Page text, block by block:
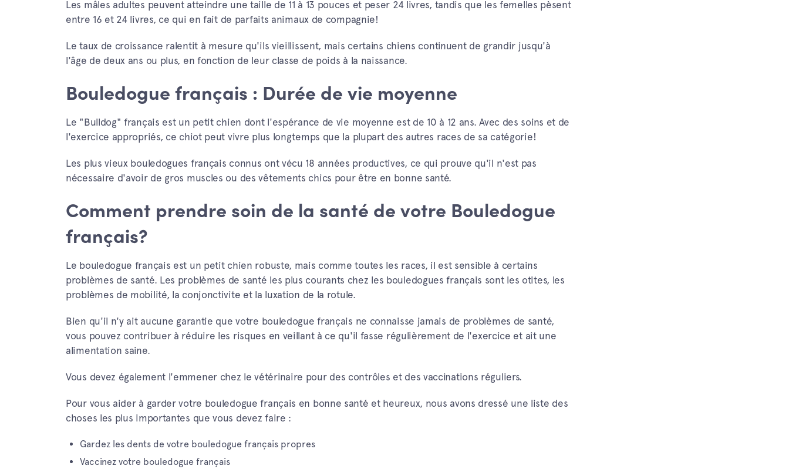
Les mâles adultes peuvent atteindre une taille de 11 à 13 pouces et peser 24 livres, tandis que les femelles pèsent
entre 16 et 24 livres, ce qui en fait de parfaits animaux de compagnie!
Le taux de croissance ralentit à mesure qu'ils vieillissent, mais certains chiens continuent de grandir jusqu'à
l'âge de deux ans ou plus, en fonction de leur classe de poids à la naissance.
Bouledogue français : Durée de vie moyenne
Le "Bulldog" français est un petit chien dont l'espérance de vie moyenne est de 10 à 12 ans. Avec des soins et de
l'exercice appropriés, ce chiot peut vivre plus longtemps que la plupart des autres races de sa catégorie!
Les plus vieux bouledogues français connus ont vécu 18 années productives, ce qui prouve qu'il n'est pas
nécessaire d'avoir de gros muscles ou des vêtements chics pour être en bonne santé.
Comment prendre soin de la santé de votre Bouledogue
français?
Le bouledogue français est un petit chien robuste, mais comme toutes les races, il est sensible à certains
problèmes de santé. Les problèmes de santé les plus courants chez les bouledogues français sont les otites, les
problèmes de mobilité, la conjonctivite et la luxation de la rotule.
Bien qu'il n'y ait aucune garantie que votre bouledogue français ne connaisse jamais de problèmes de santé,
vous pouvez contribuer à réduire les risques en veillant à ce qu'il fasse régulièrement de l'exercice et ait une
alimentation saine.
Vous devez également l'emmener chez le vétérinaire pour des contrôles et des vaccinations réguliers.
Pour vous aider à garder votre bouledogue français en bonne santé et heureux, nous avons dressé une liste des
choses les plus importantes que vous devez faire :
Gardez les dents de votre bouledogue français propres
Vaccinez votre bouledogue français